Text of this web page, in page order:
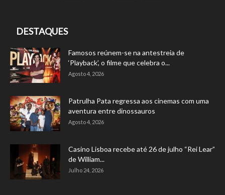
DESTAQUES
Famosos reúnem-se na antestreia de
‘Playback’, o filme que celebra o...
Agosto 4, 2026
Patrulha Pata regressa aos cinemas com uma
aventura entre dinossauros
Agosto 4, 2026
Casino Lisboa recebe até 26 de julho “Rei Lear”
de William...
Julho 24, 2026